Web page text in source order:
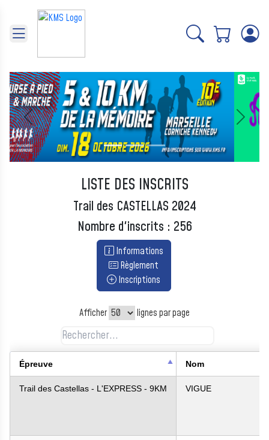
Précédent Suivant
LISTE DES INSCRITS
Trail des CASTELLAS 2024
Nombre d'inscrits : 256
Informations
Règlement
Inscriptions
Afficher lignes par page
Épreuve Nom
Trail des Castellas - L'EXPRESS - 9KM VIGUE
Panneau de gestion des cookies